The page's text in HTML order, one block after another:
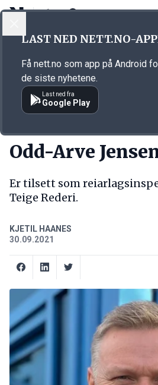
Annonsørinnhold
Odd-Arve
Er tilsett som
Teige Rederi.
KJETIL HAANES
30.09.2021
LAST NED NETT.NO-
Få nett.no som app på Android
de siste nyhetene.
Last ned fra
Google Play